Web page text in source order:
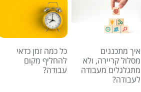
איך מתכננים
מסלול קריירה, ולא
מתגלגלים מעבודה
לעבודה?
כל כמה זמן כדאי
להחליף מקום
עבודה?